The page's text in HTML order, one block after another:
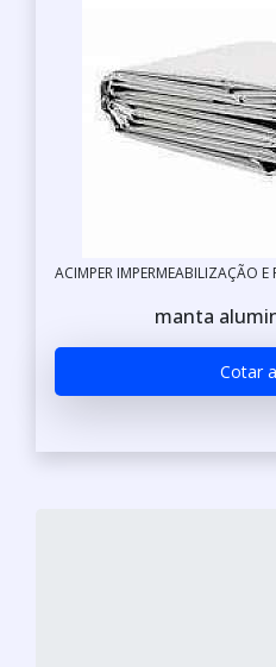
ACIMPER IMPERMEABILIZAÇÃO E
manta
Cotar